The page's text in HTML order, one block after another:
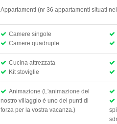
Appartamenti (nr 36 appartamenti situati
Camere singole
Camere quadruple
Cucina attrezzata
Kit stoviglie
Animazione (L'animazione del
nostro villaggio è uno dei punti di
forza per la vostra vacanza.)